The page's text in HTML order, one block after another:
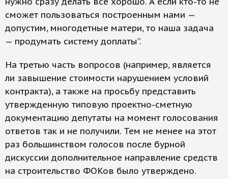
сможет пользоваться построенным нами —
допустим, многодетные матери, то наша задача
— продумать систему доплаты”.
На третью часть вопросов (например, является
ли завышение стоимости нарушением условий
контракта), а также на просьбу представить
утвержденную типовую проектно-сметную
документацию депутаты на момент голосования
ответов так и не получили. Тем не менее на этот
раз большинством голосов после бурной
дискуссии дополнительное направление средств
на строительство ФОКов было утверждено.